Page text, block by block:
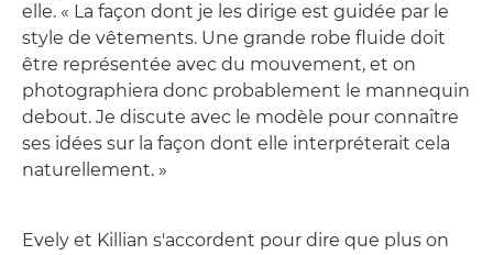
elle. « La façon dont je les dirige est guidée par le
style de vêtements. Une grande robe fluide doit
être représentée avec du mouvement, et on
photographiera donc probablement le mannequin
debout. Je discute avec le modèle pour connaître
ses idées sur la façon dont elle interpréterait cela
naturellement. »
Evely et Killian s'accordent pour dire que plus on